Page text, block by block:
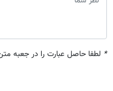
* لطفا حاصل عبارت را در جعبه